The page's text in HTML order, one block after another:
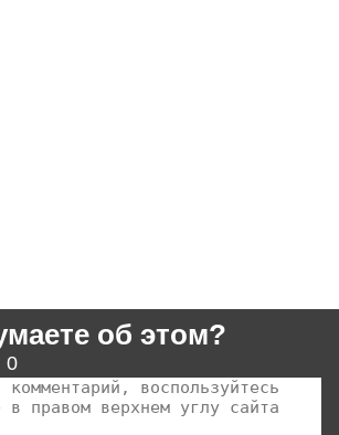
об этом?
0